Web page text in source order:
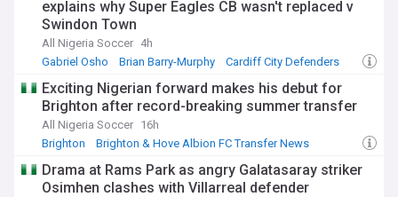
explains why Super Eagles CB wasn't replaced v
Swindon Town
All Nigeria Soccer 4h
Gabriel Osho
Brian Barry-Murphy Cardiff City Defenders
Exciting Nigerian forward makes his debut for
Brighton after record-breaking summer transfer
All Nigeria Soccer 16h
Brighton
Brighton & Hove Albion FC Transfer News
Drama at Rams Park as angry Galatasaray striker
Osimhen clashes with Villarreal defender